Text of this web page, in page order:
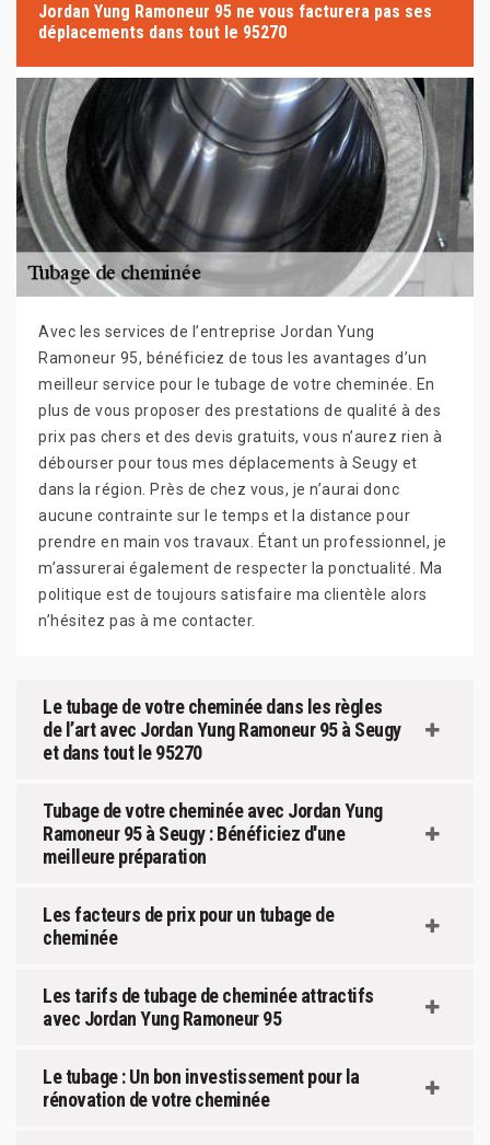
Jordan Yung Ramoneur 95 ne vous facturera pas ses
déplacements dans tout le 95270
Avec les services de l’entreprise Jordan Yung
Ramoneur 95, bénéficiez de tous les avantages d’un
meilleur service pour le tubage de votre cheminée. En
plus de vous proposer des prestations de qualité à des
prix pas chers et des devis gratuits, vous n’aurez rien à
débourser pour tous mes déplacements à Seugy et
dans la région. Près de chez vous, je n’aurai donc
aucune contrainte sur le temps et la distance pour
prendre en main vos travaux. Étant un professionnel, je
m’assurerai également de respecter la ponctualité. Ma
politique est de toujours satisfaire ma clientèle alors
n’hésitez pas à me contacter.
Le tubage de votre cheminée dans les règles
de l’art avec Jordan Yung Ramoneur 95 à Seugy
et dans tout le 95270
Tubage de votre cheminée avec Jordan Yung
Ramoneur 95 à Seugy : Bénéficiez d'une
meilleure préparation
Les facteurs de prix pour un tubage de
cheminée
Les tarifs de tubage de cheminée attractifs
avec Jordan Yung Ramoneur 95
Le tubage : Un bon investissement pour la
rénovation de votre cheminée